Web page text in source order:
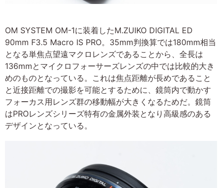
OM SYSTEM OM-1に装着したM.ZUIKO DIGITAL ED
90mm F3.5 Macro IS PRO。35mm判換算では180mm相当
となる単焦点望遠マクロレンズであることから、全長は
136mmとマイクロフォーサーズレンズの中では比較的大き
めのものとなっている。これは焦点距離が長めであること
と近接距離での撮影を可能とするために、鏡筒内で動かす
フォーカス用レンズ群の移動幅が大きくなるためだ。鏡筒
はPROレンズシリーズ特有の金属外装となり高級感のある
デザインとなっている。